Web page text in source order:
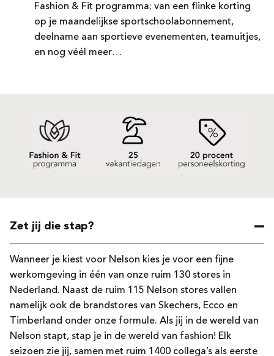
Fashion & Fit programma; van een flinke korting
op je maandelijkse sportschoolabonnement,
deelname aan sportieve evenementen, teamuitjes,
en nog véél meer…
Zet jij die stap?
Wanneer je kiest voor Nelson kies je voor een fijne
werkomgeving in één van onze ruim 130 stores in
Nederland. Naast de ruim 115 Nelson stores vallen
namelijk ook de brandstores van Skechers, Ecco en
Timberland onder onze formule. Als jij in de wereld van
Nelson stapt, stap je in de wereld van fashion! Elk
seizoen zie jij, samen met ruim 1400 collega’s als eerste